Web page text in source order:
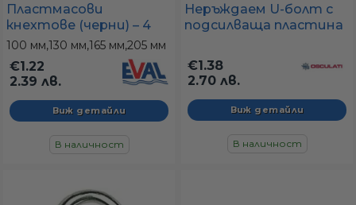
Пластмасови
кнехтове (черни) – 4
размера (100–205 мм)
100 мм,130 мм,165 мм,205 мм
€1.22
2.39 лв.
Виж детайли
В наличност
Неръждаем U-болт с
подсилваща пластина
M8, M10, M12)
€1.38
2.70 лв.
Виж детайли
В наличност